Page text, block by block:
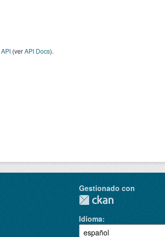
API(verAPI Docs).
Gestionado con
Idioma